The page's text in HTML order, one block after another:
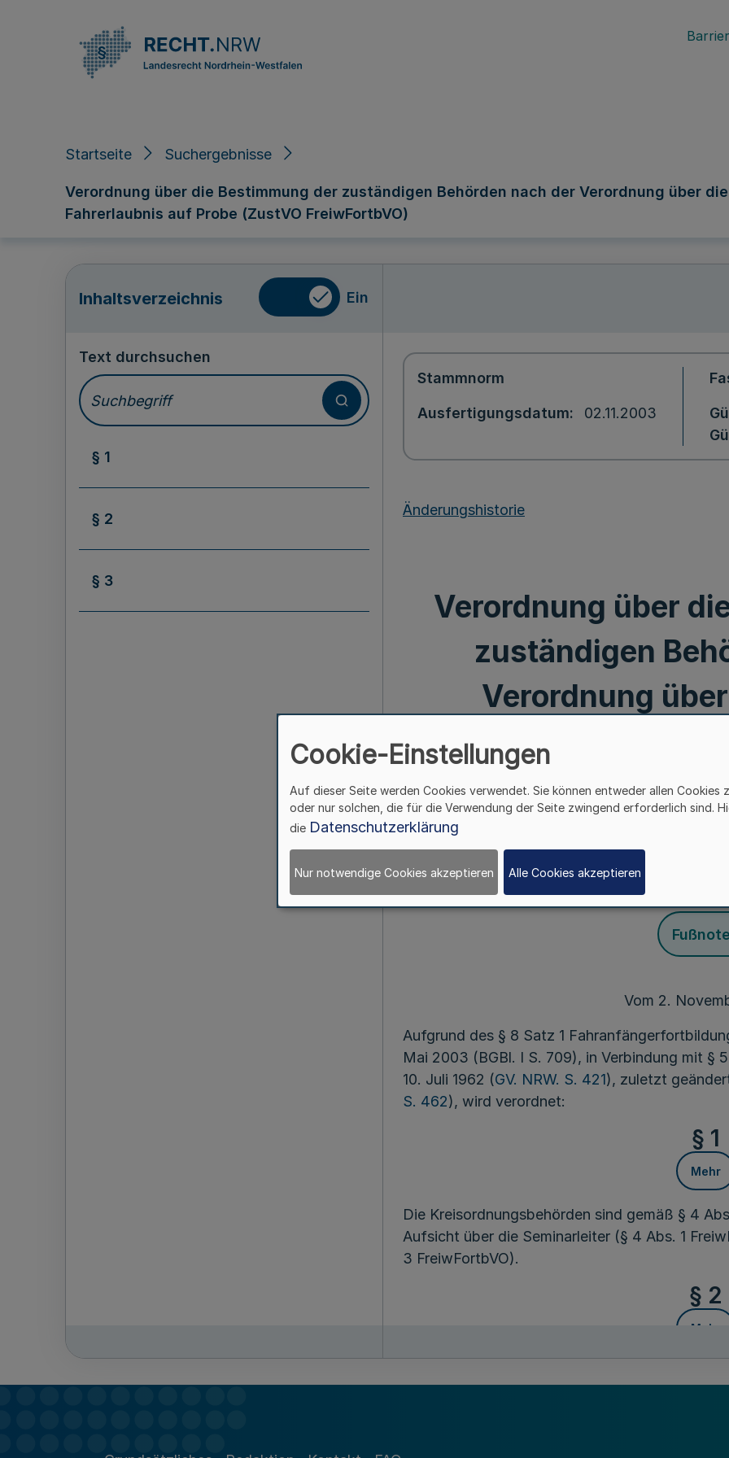
Startseite Suchergebnisse
Verordnung über die Bestimmung der zuständigen Behörden nach der Verordnung über
Fahrerlaubnis auf Probe (ZustVO FreiwFortbVO)
Inhaltsverzeichnis Ein
Text durchsuchen
§ 1
§ 2
§ 3
Stammnorm
Ausfertigungsdatum 02.11.2003
Änderungshistorie
Verordnung über
zuständigen
Verordnung
Fortbildung
Fahrerlaubnis
Vom 2.
Aufgrund des § 8 Satz 1
Mai 2003 (BGBl. I S. 709), in Verbindung mit §
10. Juli 1962 (GV. NRW. S. 421), zuletzt
S. 462), wird verordnet:
§ 1
Mehr
Die Kreisordnungsbehörden sind gemäß § 4
Aufsicht über die Seminarleiter (§ 4 Abs. 1
3 FreiwFortbVO).
§ 2
Mehr
Cookie-Einstellungen
Auf dieser Seite werden Cookies verwendet. Sie können entweder allen Cookies
oder nur solchen, die für die Verwendung der Seite zwingend erforderlich sind.
die Datenschutzerklärung
Nur notwendige Cookies akzeptieren Alle Cookies akzeptieren